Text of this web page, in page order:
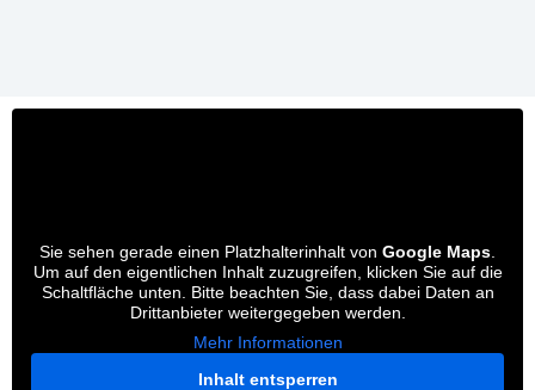
Sie sehen gerade einen Platzhalterinhalt von Google Maps
Um auf den eigentlichen Inhalt zuzugreifen, klicken Sie auf die
Schaltfläche unten. Bitte beachten Sie, dass dabei Daten an
Drittanbieter weitergegeben werden.
Mehr Informationen
Inhalt entsperren